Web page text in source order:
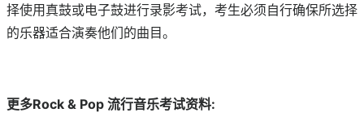
择使用真鼓或电子鼓进行录影考试，考生必须自行确保所选择
的乐器适合演奏他们的曲目。
更多Rock & Pop 流行音乐考试资料: